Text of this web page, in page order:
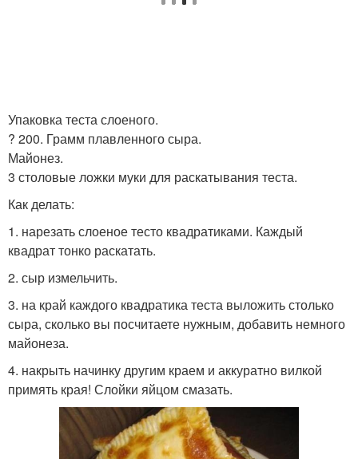
Упаковка теста слоеного.
? 200. Грамм плавленного сыра.
Майонез.
3 столовые ложки муки для раскатывания теста.
Как делать:
1. нарезать слоеное тесто квадратиками. Каждый
квадрат тонко раскатать.
2. сыр измельчить.
3. на край каждого квадратика теста выложить столько
сыра, сколько вы посчитаете нужным, добавить немного
майонеза.
4. накрыть начинку другим краем и аккуратно вилкой
примять края! Слойки яйцом смазать.